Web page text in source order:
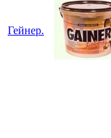
Гейнер.